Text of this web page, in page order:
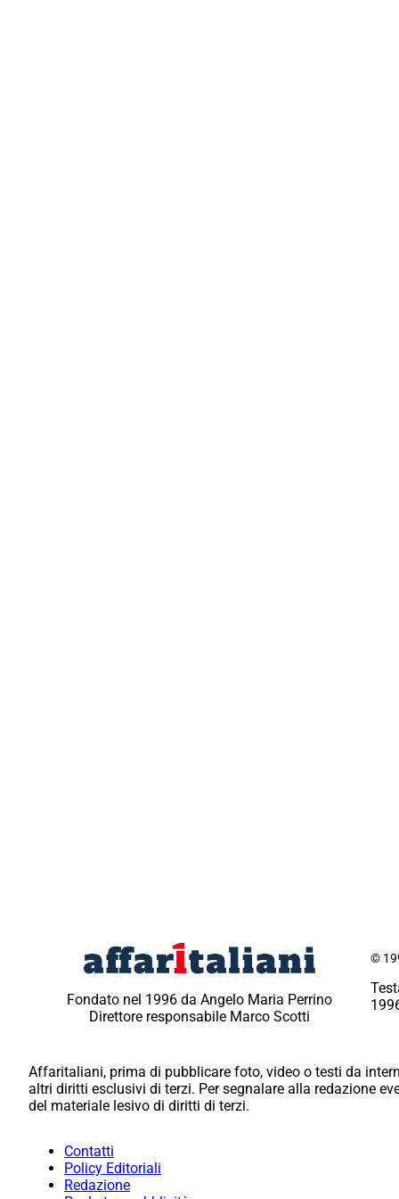
Fondato nel 1996 da Angelo Maria Perrino
Direttore responsabile Marco Scotti
©
Affaritaliani, prima di pubblicare foto, video o testi da
altri diritti esclusivi di terzi. Per segnalare alla redazione
del materiale lesivo di diritti di terzi.
Contatti
Policy Editoriali
Redazione